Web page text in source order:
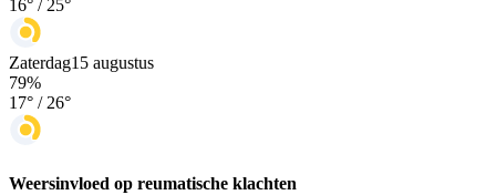
16° / 25°
Zaterdag15 augustus
79%
17° / 26°
Weersinvloed op reumatische klachten